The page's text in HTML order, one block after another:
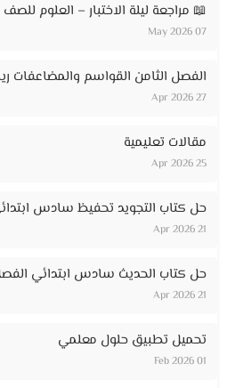
📖 مراجعة ليلة الاختبار – العلوم
07 May 2026
الفصل الثامن القواسم والمضاعفات
27 Apr 2026
مقالات تعليمية
25 Apr 2026
حل كتاب التجويد تحفيظ سادس
21 Apr 2026
حل كتاب الحديث سادس ابتدائي
21 Apr 2026
تحميل تطبيق حلول معلمي
01 Feb 2026